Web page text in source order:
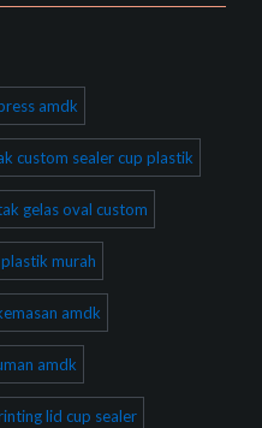
amdk
custom sealer cup plastik
gelas oval custom
murah
amdk
amdk
lid cup sealer